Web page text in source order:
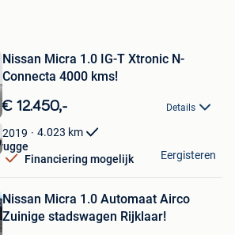
Nissan Micra 1.0 IG-T Xtronic N-
Connecta 4000 kms!
€ 12.450,- Details
2019 4.023 km
Financiering mogelijk Eergisteren
Nissan Micra 1.0 Automaat Airco
Zuinige stadswagen Rijklaar!